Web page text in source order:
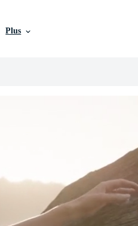
Plus